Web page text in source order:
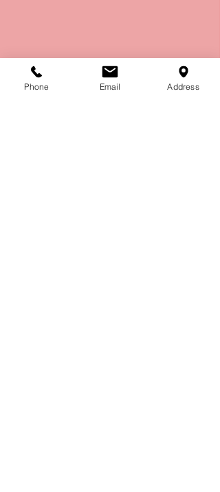
这里还是名副其实的交通房，可以走路
到中国超市，几分钟车程就到苹果公司
Phone Email Address